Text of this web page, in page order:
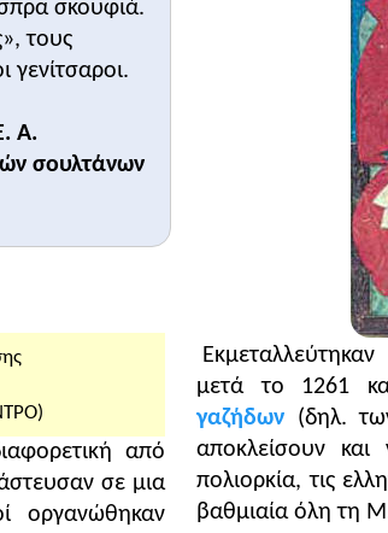
- σαρκαστική διάθεση
για τους
να εξασφαλίσουν τη βοήθειά
αντιδυτικά αισθήματα του
ήταν η ραγδαία εξασθένηση
η έλλειψη ικανών ηγετών στα
χριστιανικές διαμάχες (
τέταρτη
Κλείσιμο
σκουφιά.
τους
γενίτσαροι.
Α.
σουλτάνων
από
σε μια
οργανώθηκαν
μετά το 1261
γαζήδων(δηλ.
αποκλείσουν
πολιορκία, τις
βαθμιαία όλη τη